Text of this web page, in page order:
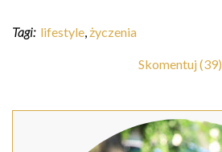
Tagi: lifestyle życzenia
Skomentuj (39)